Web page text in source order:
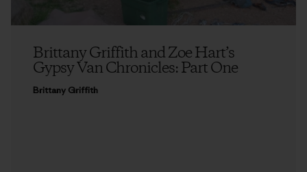
Brittany Griffith and Zoe Hart’s
Gypsy Van Chronicles: Part One
Brittany Griffith